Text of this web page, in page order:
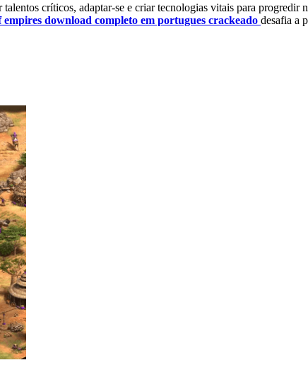
críticos, adaptar-se e criar tecnologias vitais para
empires download completo em portugues crackeado desafia a